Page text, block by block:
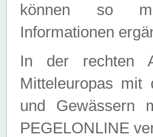
können so
Informationen
In der rechten
Mitteleuropas mit
und Gewässern
PEGELONLINE